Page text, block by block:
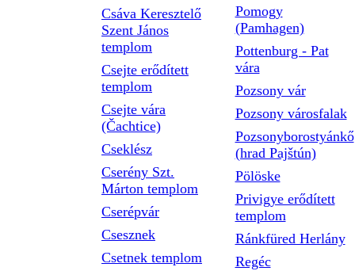
Csáva Keresztelő
Szent János
templom
Csejte erődített
templom
Csejte vára
(Čachtice)
Cseklész
Cserény Szt.
Márton templom
Cserépvár
Csesznek
Csetnek templom
Pomogy
(Pamhagen)
Pottenburg - Pat
vára
Pozsony vár
Pozsony városfalak
Pozsonyborostyánkő
(hrad Pajštún)
Pölöske
Privigye erődített
templom
Ránkfüred Herlány
Regéc